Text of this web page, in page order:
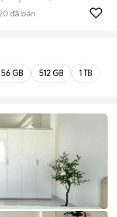
đã bán
GB 512 GB 1 TB